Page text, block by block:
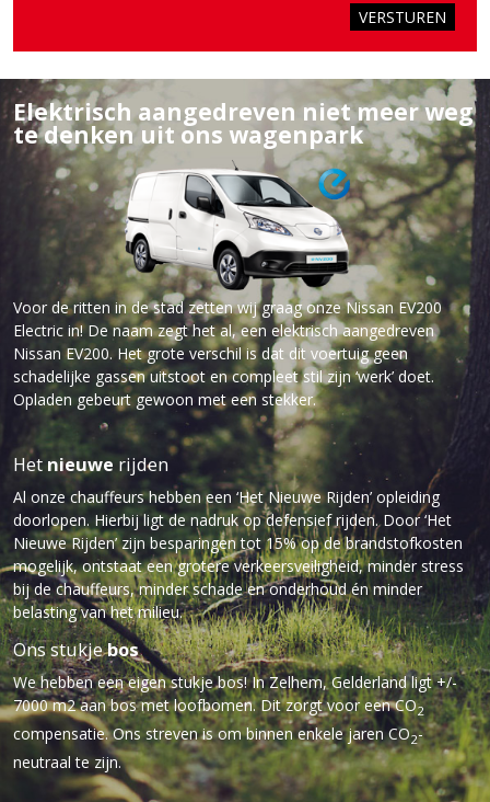
Elektrisch aangedreven niet meer weg
te denken uit ons wagenpark
Voor de ritten in de stad zetten wij graag onze Nissan EV200
Electric in! De naam zegt het al, een elektrisch aangedreven
Nissan EV200. Het grote verschil is dat dit voertuig geen
schadelijke gassen uitstoot en compleet stil zijn ‘werk’ doet.
Opladen gebeurt gewoon met een stekker.
Het nieuwe rijden
Al onze chauffeurs hebben een ‘Het Nieuwe Rijden’ opleiding
doorlopen. Hierbij ligt de nadruk op defensief rijden. Door ‘Het
Nieuwe Rijden’ zijn besparingen tot 15% op de brandstofkosten
mogelijk, ontstaat een grotere verkeersveiligheid, minder stress
bij de chauffeurs, minder schade en onderhoud én minder
belasting van het milieu.
Ons stukjebos
We hebben een eigen stukje bos! In Zelhem, Gelderland ligt +/-
7000 m2 aan bos met loofbomen. Dit zorgt voor een CO2
compensatie. Ons streven is om binnen enkele jaren CO2-
neutraal te zijn.